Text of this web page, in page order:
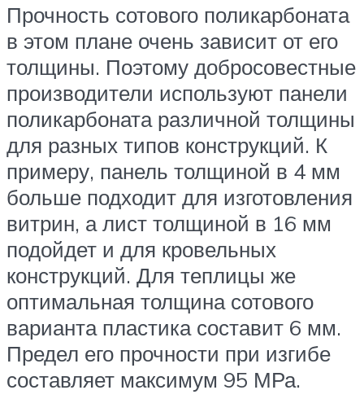
Прочность сотового поликарбоната
в этом плане очень зависит от его
толщины. Поэтому добросовестные
производители используют панели
поликарбоната различной толщины
для разных типов конструкций. К
примеру, панель толщиной в 4 мм
больше подходит для изготовления
витрин, а лист толщиной в 16 мм
подойдет и для кровельных
конструкций. Для теплицы же
оптимальная толщина сотового
варианта пластика составит 6 мм.
Предел его прочности при изгибе
составляет максимум 95 МРа.